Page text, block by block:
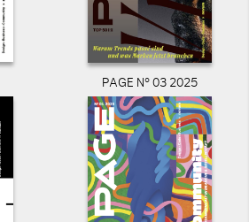
PAGE N° 03 2025